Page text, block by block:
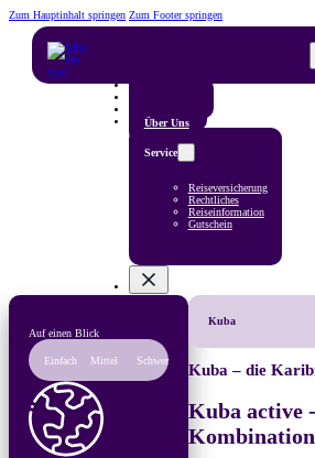
Zum Hauptinhalt springen Zum Footer springen
Über Uns
Service
Reiseversicherung
Rechtliches
Reiseinformation
Gutschein
Auf einen Blick
Einfach Mittel Schwer
Kuba
Kuba – die
Kuba active
Kombination